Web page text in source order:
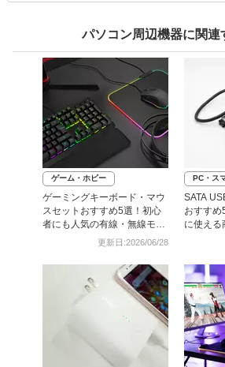
パソコン周辺機器に関連
ゲーム・ホビー
ゲーミングキーボード・マウ
スセットおすすめ5選！初心
者にも人気の有線・無線モデ
更新日:2026/06/28
PC・ス
SATA
おすすめ
に使える